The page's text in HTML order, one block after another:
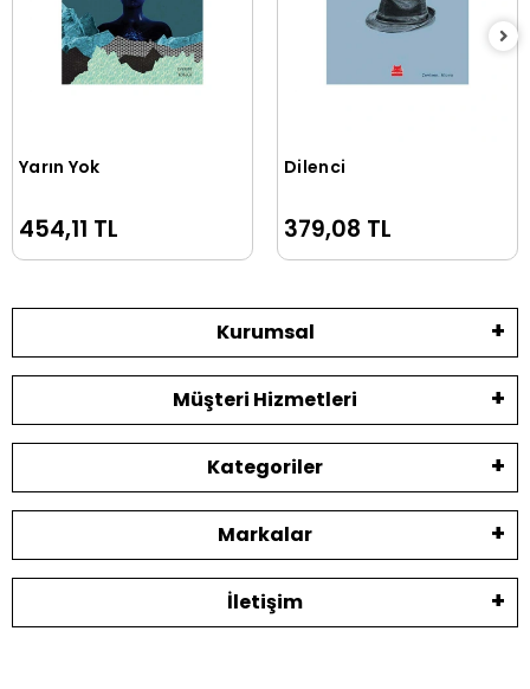
Yarın Yok
454,11 TL
Dilenci
379,08 TL
Kurumsal
Müşteri Hizmetleri
Kategoriler
Markalar
İletişim